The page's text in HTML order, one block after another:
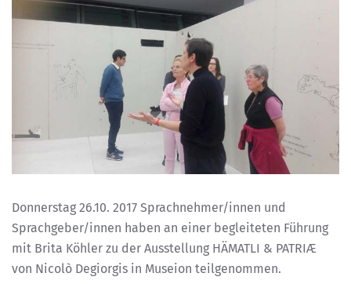
Donnerstag 26.10. 2017 Sprachnehmer/innen und
Sprachgeber/innen haben an einer begleiteten Führung
mit Brita Köhler zu der Ausstellung HÄMATLI & PATRIÆ
von Nicolò Degiorgis in Museion teilgenommen.